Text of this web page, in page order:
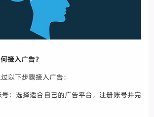
接入广告？
以下步骤接入广告：
：选择适合自己的广告平台，注册账号并完